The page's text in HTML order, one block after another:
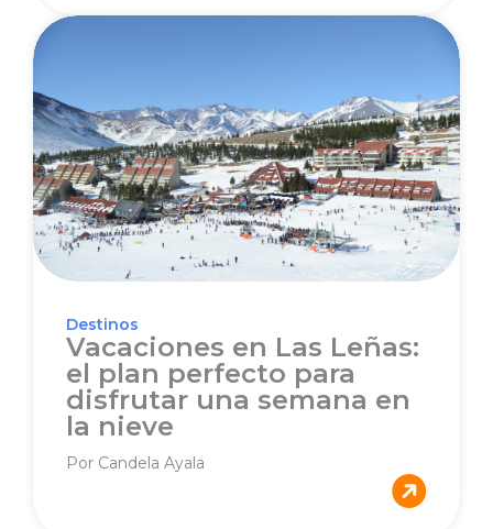
Destinos
Vacaciones en Las Leñas:
el plan perfecto para
disfrutar una semana en
la nieve
Por Candela Ayala